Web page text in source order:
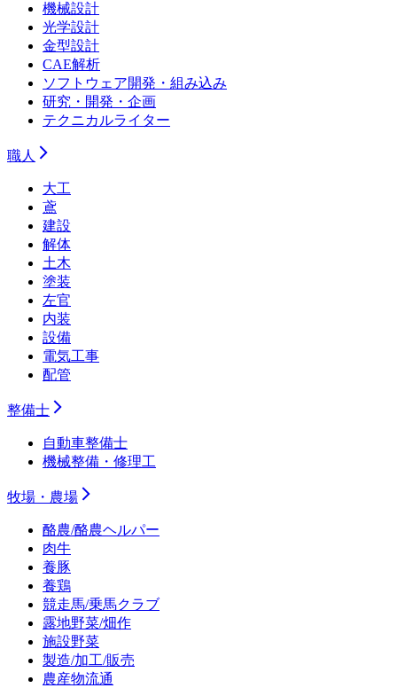
機械設計
光学設計
金型設計
CAE解析
ソフトウェア開発・組み込み
研究・開発・企画
テクニカルライター
職人
大工
鳶
建設
解体
土木
塗装
左官
内装
設備
電気工事
配管
整備士
自動車整備士
機械整備・修理工
牧場・農場
酪農/酪農ヘルパー
肉牛
養豚
養鶏
競走馬/乗馬クラブ
露地野菜/畑作
施設野菜
製造/加工/販売
農産物流通